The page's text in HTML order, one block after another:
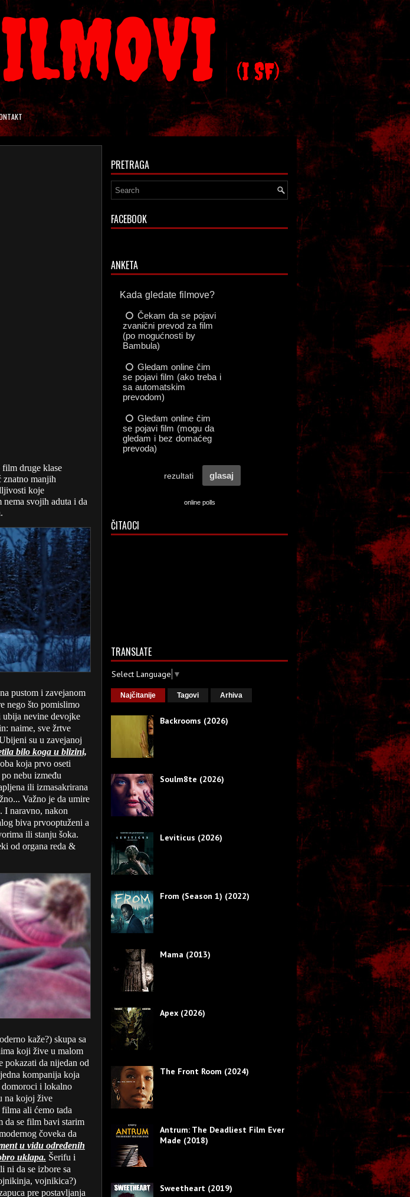
(I SF)
film druge klase
znatno manjih
koje
svojih aduta i da
pustom i zavejanom
nego što pomislimo
nevine devojke
naime, sve žrtve
su u zavejanoj
bilo koga u blizini,
koja prvo oseti
nebu između
ili izmasakrirana
Važno je da umire
I naravno, nakon
biva prvooptuženi a
ili stanju šoka.
od organa reda &
kaže?) skupa sa
koji žive u malom
pokazati da nijedan od
kompanija koja
domoroci i lokalno
na kojoj žive
ali ćemo tada
da se film bavi starim
čoveka da
u vidu određenih
uklapa. Šerifu i
ni da se izbore sa
vojnikica?)
pre postavljanja
PRETRAGA
FACEBOOK
ANKETA
online polls
ČITAOCI
TRANSLATE
Select Language ▼
Najčitanije Tagovi Arhiva
Backrooms (2026)
Soulm8te (2026)
Leviticus (2026)
From (Season 1) (2022)
Mama (2013)
Apex (2026)
The Front Room (2024)
Antrum: The Deadliest Film Ever
Made (2018)
Sweetheart (2019)